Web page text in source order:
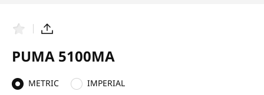
v
o
i
t
T
i
l
n
PUMA 5100MA
METRIC
IMPERIAL